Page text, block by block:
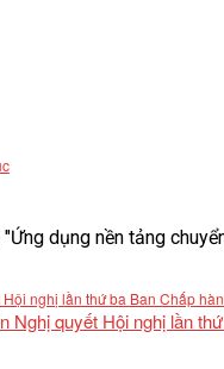
dụng nền tảng
quyết Hội nghị lần